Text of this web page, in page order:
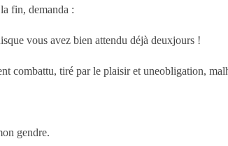
fin, demanda :
vous avez bien attendu déjà deuxjours !
combattu, tiré par le plaisir et uneobligation,
gendre.